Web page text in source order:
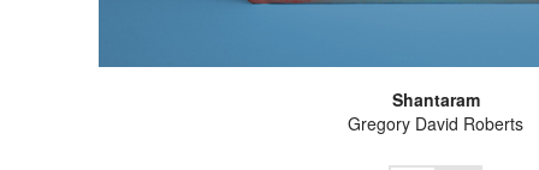
Shantaram
Gregory David Roberts